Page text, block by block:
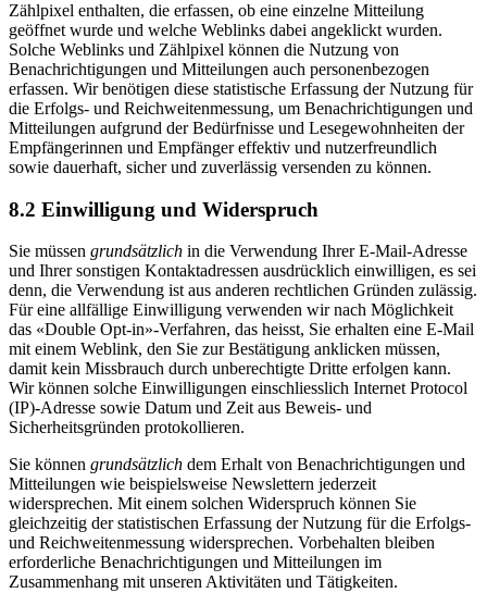
Zählpixel enthalten, die erfassen, ob eine einzelne Mitteilung
geöffnet wurde und welche Weblinks dabei angeklickt wurden.
Solche Weblinks und Zählpixel können die Nutzung von
Benachrichtigungen und Mitteilungen auch personenbezogen
erfassen. Wir benötigen diese statistische Erfassung der Nutzung für
die Erfolgs- und Reichweitenmessung, um Benachrichtigungen und
Mitteilungen aufgrund der Bedürfnisse und Lesegewohnheiten der
Empfängerinnen und Empfänger effektiv und nutzerfreundlich
sowie dauerhaft, sicher und zuverlässig versenden zu können.
8.2 Einwilligung und Widerspruch
Sie müssen grundsätzlich in die Verwendung Ihrer E-Mail-Adresse
und Ihrer sonstigen Kontaktadressen ausdrücklich einwilligen, es sei
denn, die Verwendung ist aus anderen rechtlichen Gründen zulässig.
Für eine allfällige Einwilligung verwenden wir nach Möglichkeit
das «Double Opt-in»-Verfahren, das heisst, Sie erhalten eine E-Mail
mit einem Weblink, den Sie zur Bestätigung anklicken müssen,
damit kein Missbrauch durch unberechtigte Dritte erfolgen kann.
Wir können solche Einwilligungen einschliesslich Internet Protocol
(IP)-Adresse sowie Datum und Zeit aus Beweis- und
Sicherheitsgründen protokollieren.
Sie können grundsätzlich dem Erhalt von Benachrichtigungen und
Mitteilungen wie beispielsweise Newslettern jederzeit
widersprechen. Mit einem solchen Widerspruch können Sie
gleichzeitig der statistischen Erfassung der Nutzung für die Erfolgs-
und Reichweitenmessung widersprechen. Vorbehalten bleiben
erforderliche Benachrichtigungen und Mitteilungen im
Zusammenhang mit unseren Aktivitäten und Tätigkeiten.